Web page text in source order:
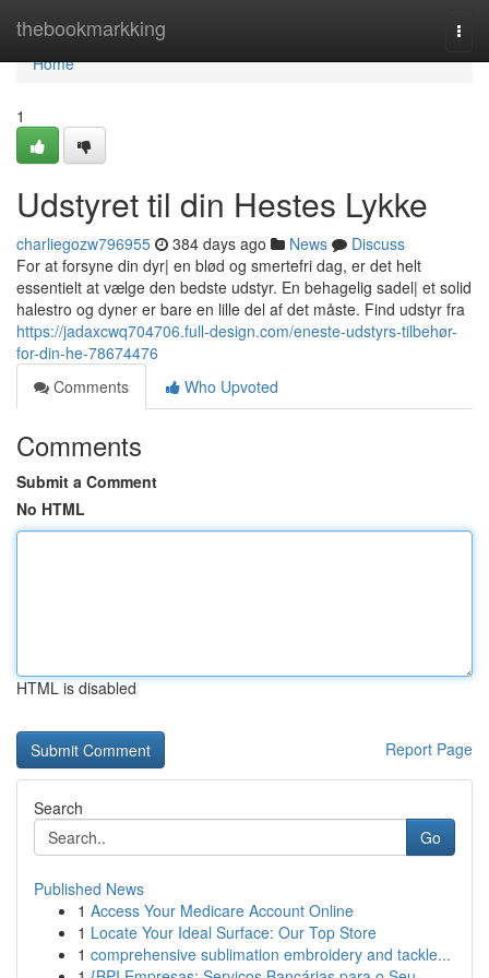
thebookmarkking
Home
Home
1
Udstyret til din Hestes Lykke
charliegozw796955 384 days ago News
Discuss
For at forsyne din dyr| en blød og smertefri dag, er det helt
essentielt at vælge den bedste udstyr. En behagelig sadel| et solid
halestro og dyner er bare en lille del af det måste. Find udstyr fra
https://jadaxcwq704706.full-design.com/eneste-udstyrs-tilbehør-
for-din-he-78674476
Comments
Who Upvoted
Comments
Submit a Comment
No HTML
HTML is disabled
Report Page
Search
Go
Published News
1 Access Your Medicare Account Online
1 Locate Your Ideal Surface: Our Top Store
1 comprehensive sublimation embroidery and tackle...